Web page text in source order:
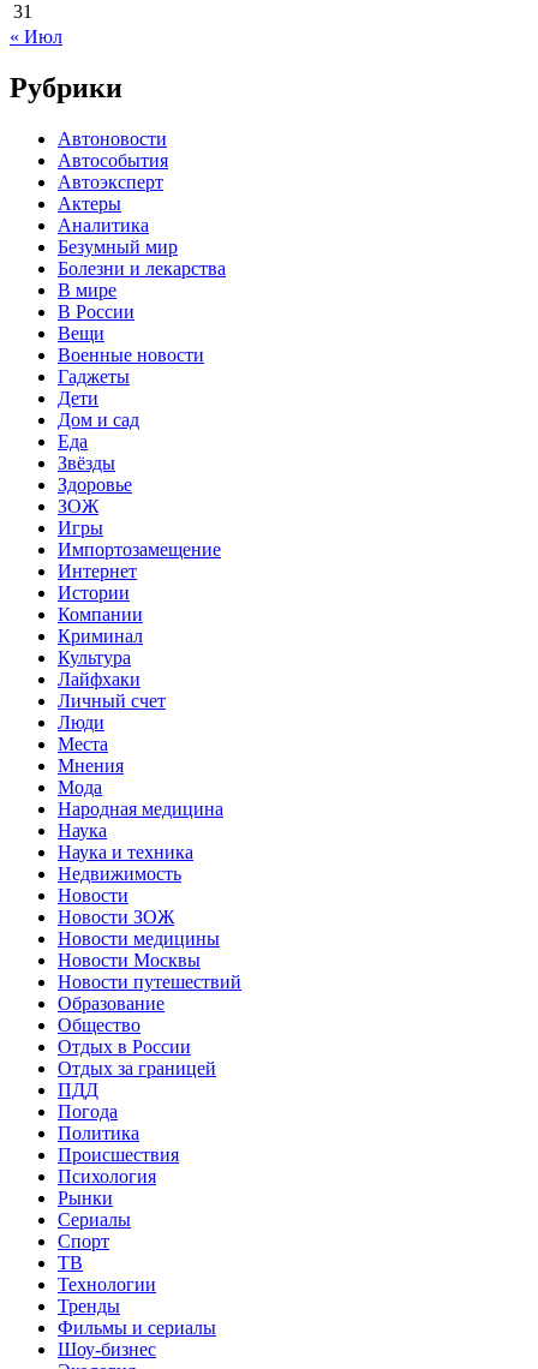
31
« Июл
Рубрики
Автоновости
Автособытия
Автоэксперт
Актеры
Аналитика
Безумный мир
Болезни и лекарства
В мире
В России
Вещи
Военные новости
Гаджеты
Дети
Дом и сад
Еда
Звёзды
Здоровье
ЗОЖ
Игры
Импортозамещение
Интернет
Истории
Компании
Криминал
Культура
Лайфхаки
Личный счет
Люди
Места
Мнения
Мода
Народная медицина
Наука
Наука и техника
Недвижимость
Новости
Новости ЗОЖ
Новости медицины
Новости Москвы
Новости путешествий
Образование
Общество
Отдых в России
Отдых за границей
ПДД
Погода
Политика
Происшествия
Психология
Рынки
Сериалы
Спорт
ТВ
Технологии
Тренды
Фильмы и сериалы
Шоу-бизнес